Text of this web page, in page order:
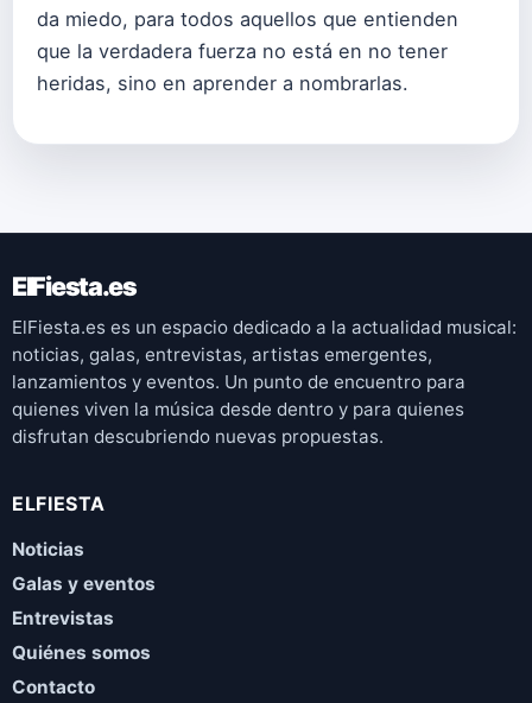
da miedo, para todos aquellos que entienden
que la verdadera fuerza no está en no tener
heridas, sino en aprender a nombrarlas.
ElFiesta.es
ElFiesta.es es un espacio dedicado a la actualidad musical:
noticias, galas, entrevistas, artistas emergentes,
lanzamientos y eventos. Un punto de encuentro para
quienes viven la música desde dentro y para quienes
disfrutan descubriendo nuevas propuestas.
ELFIESTA
Noticias
Galas y eventos
Entrevistas
Quiénes somos
Contacto